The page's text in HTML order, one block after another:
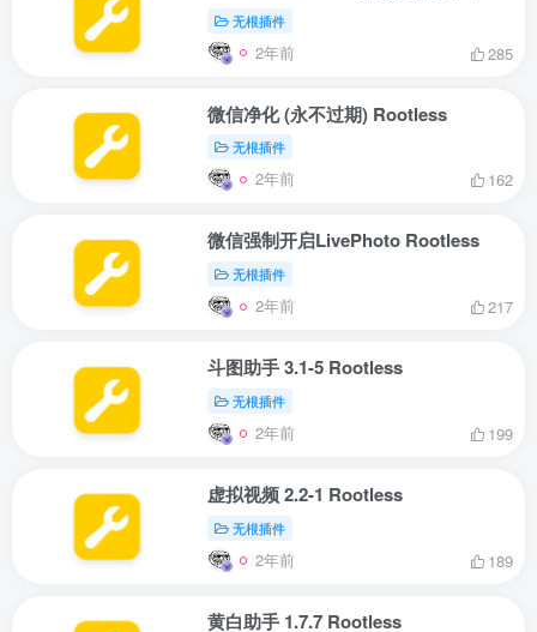
无根插件
2年前 285
微信净化 (永不过期) Rootless
无根插件
2年前 162
微信强制开启LivePhoto Rootless
无根插件
2年前 217
斗图助手 3.1-5 Rootless
无根插件
2年前 199
虚拟视频 2.2-1 Rootless
无根插件
2年前 189
黄白助手 1.7.7 Rootless